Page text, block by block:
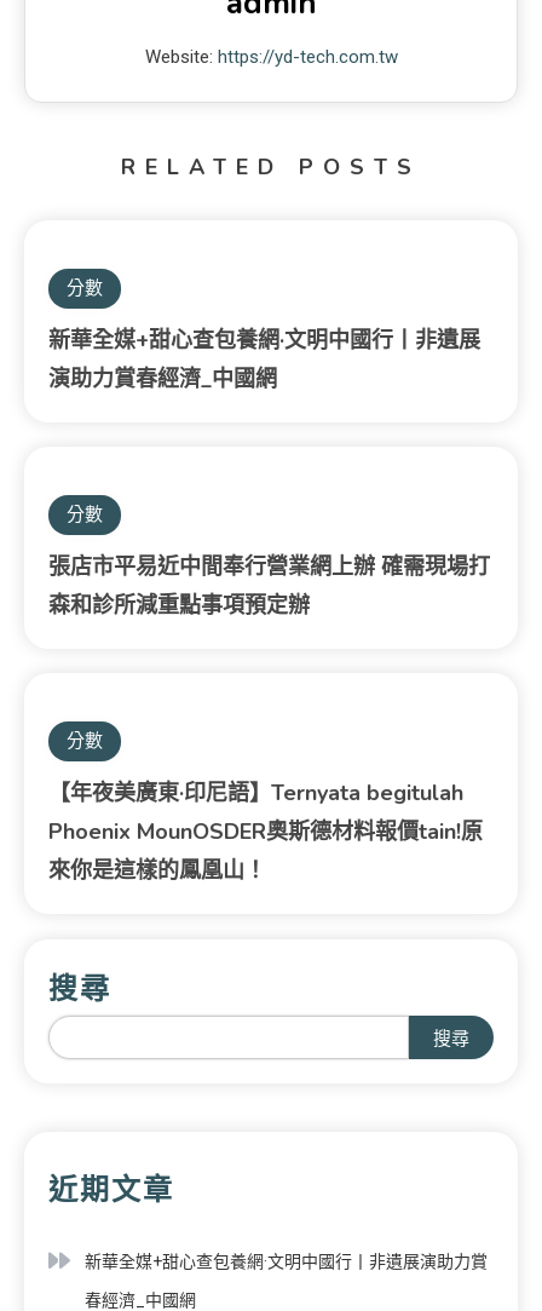
Website: https://yd-tech.com.tw
RELATED POSTS
分數
新華全媒+甜心查包養網·文明中國行丨非遺展
演助力賞春經濟_中國網
分數
張店市平易近中間奉行營業網上辦 確需現場打
森和診所減重點事項預定辦
分數
【年夜美廣東·印尼語】Ternyata begitulah
Phoenix MounOSDER奧斯德材料報價tain!原
來你是這樣的鳳凰山！
搜尋
搜尋
近期文章
新華全媒+甜心查包養網·文明中國行丨非遺展演助力賞
春經濟_中國網